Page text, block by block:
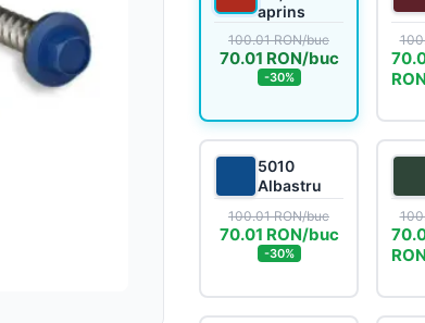
Sageac
Tablă fațadă
Tablă modulară
Tablă industrială
Șipci gard metalic
Sistem pluvial
Tablă cutată
Sageac metalic
Tablă fălțuită și Click
Țiglă metalică
Țiglă metalică
aprins
100.01 RON/buc
70.01 RON/buc
-30%
5010
Albastru
100.01 RON/buc
70.01 RON/buc
-30%